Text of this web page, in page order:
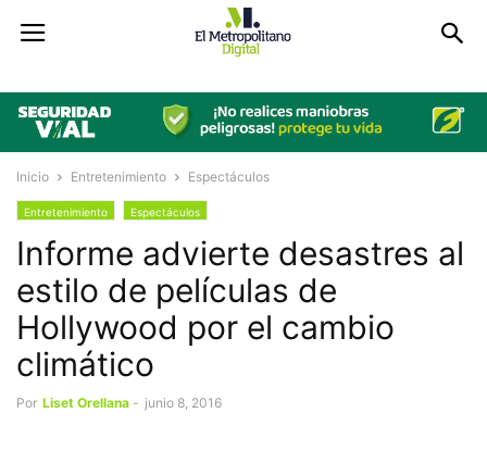
Inicio Entretenimiento Espectáculos
Entretenimiento Espectáculos
Informe advierte desastres al
estilo de películas de
Hollywood por el cambio
climático
Por Liset Orellana - junio 8, 2016